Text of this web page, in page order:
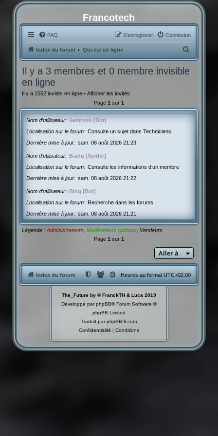
Francotech
FAQ Connexion
S’enregistrer
Index du forum Qui est en ligne
e
r
Il y a 3 membres et 0 membre invisible
en ligne
Il y a 1552 invités en ligne • Afficher les invités
Page 1 sur 1
Nom d’utilisateur
Semrush [Bot]
Localisation sur le forum
Consulte un sujet dans Techniciens
Dernière mise à jour
sam. 08 août 2026 21:23
Nom d’utilisateur
Baidu [Spider]
Localisation sur le forum
Consulte les informations d’un membre
Dernière mise à jour
sam. 08 août 2026 21:22
Nom d’utilisateur
Bing [Bot]
Localisation sur le forum
Recherche dans les forums
Dernière mise à jour
sam. 08 août 2026 21:21
Légende : Administrateurs, Modérateurs globaux, Vendeurs
Page 1sur 1
Aller à
Index du forum Heures au formatUTC+02:00
The_Future by © FranckTH & Luca 2019
Développé parphpBB® Forum Software ©
phpBB Limited
Traduit parphpBB-fr.com
Confidentialité
Conditions